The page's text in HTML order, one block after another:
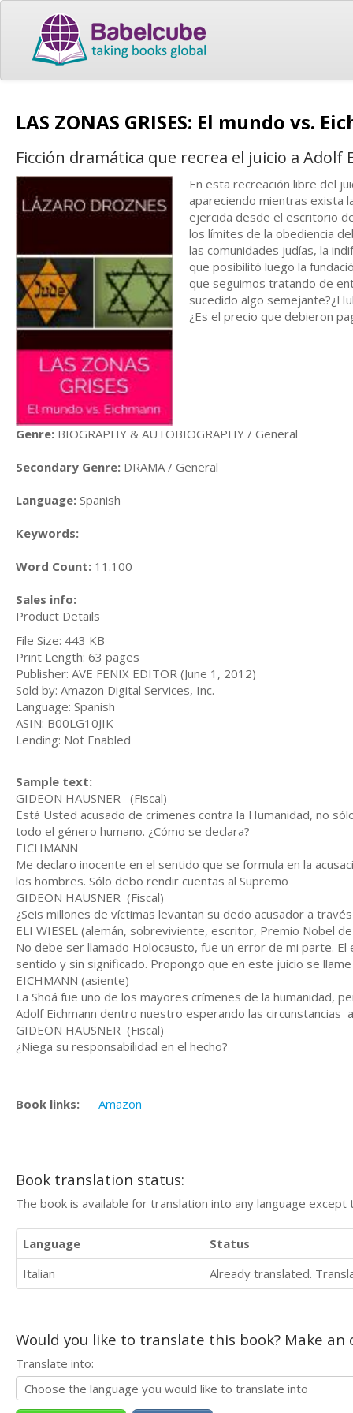
LAS ZONAS GRISES: El mundo vs.
Ficción dramática que recrea el juicio a Adolf
En esta recreación libre del
apareciendo mientras exista
ejercida desde el escritorio
los límites de la obediencia
las comunidades judías, la
que posibilitó luego la
que seguimos tratando de
sucedido algo
¿Es el precio que debieron
Genre: BIOGRAPHY & AUTOBIOGRAPHY / General
Secondary Genre: DRAMA / General
Language: Spanish
Keywords:
Word Count: 11.100
Sales info:
Product Details
File Size: 443 KB
Print Length: 63 pages
Publisher: AVE FENIX EDITOR (June 1, 2012)
Sold by: Amazon Digital Services, Inc.
Language: Spanish
ASIN: B00LG10JIK
Lending: Not Enabled
Sample text:
GIDEON HAUSNER (Fiscal)
Está Usted acusado de crímenes contra la Humanidad, no
todo el género humano. ¿Cómo se declara?
EICHMANN
Me declaro inocente en el sentido que se formula en la
los hombres. Sólo debo rendir cuentas al Supremo
GIDEON HAUSNER (Fiscal)
¿Seis millones de víctimas levantan su dedo acusador a
ELI WIESEL (alemán, sobreviviente, escritor, Premio Nobel
No debe ser llamado Holocausto, fue un error de mi parte.
sentido y sin significado. Propongo que en este juicio se
EICHMANN (asiente)
La Shoá fue uno de los mayores crímenes de la humanidad,
Adolf Eichmann dentro nuestro esperando las circunstancias
GIDEON HAUSNER (Fiscal)
¿Niega su responsabilidad en el hecho?
Book links: Amazon
Book translation status:
The book is available for translation into any language
Language
Status
Italian
Already translated.
Would you like to translate this book? Make
Translate into: